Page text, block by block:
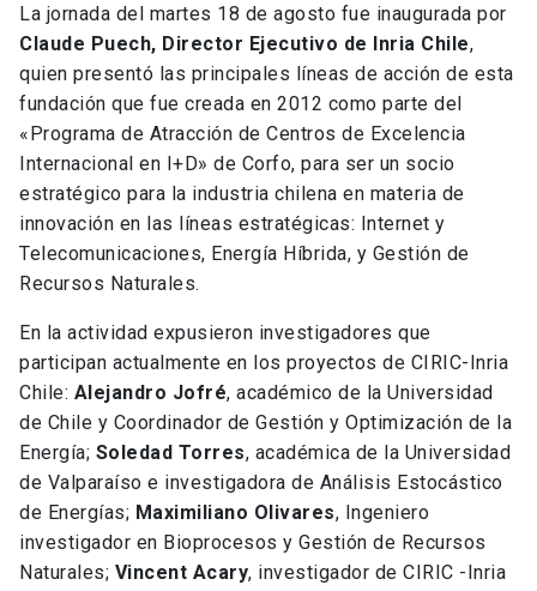
La jornada del martes 18 de agosto fue inaugurada por
Claude Puech, Director Ejecutivo de Inria Chile,
quien presentó las principales líneas de acción de esta
fundación que fue creada en 2012 como parte del
«Programa de Atracción de Centros de Excelencia
Internacional en I+D» de Corfo, para ser un socio
estratégico para la industria chilena en materia de
innovación en las líneas estratégicas: Internet y
Telecomunicaciones, Energía Híbrida, y Gestión de
Recursos Naturales.
En la actividad expusieron investigadores que
participan actualmente en los proyectos de CIRIC-Inria
Chile: Alejandro Jofré, académico de la Universidad
de Chile y Coordinador de Gestión y Optimización de la
Energía; Soledad Torres, académica de la Universidad
de Valparaíso e investigadora de Análisis Estocástico
de Energías; Maximiliano Olivares, Ingeniero
investigador en Bioprocesos y Gestión de Recursos
Naturales; Vincent Acary, investigador de CIRIC -Inria